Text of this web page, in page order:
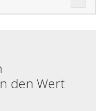
den Wert